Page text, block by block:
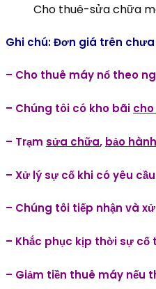
Cho thuê-sửa chữa
Ghi chú:Đơn giá trên
– Cho thuê máy nổ theo
– Chúng tôi có kho bãi
– Trạm sửa chữa, bảo hành
– Xử lý sự cố khi có yêu
– Chúng tôi tiếp nhận và
– Khắc phục kịp thời sự
– Giảm tiền thuê máy nếu